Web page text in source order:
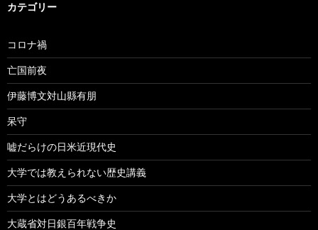
カテゴリー
コロナ禍
亡国前夜
伊藤博文対山縣有朋
呆守
嘘だらけの日米近現代史
大学では教えられない歴史講義
大学とはどうあるべきか
大蔵省対日銀百年戦争史